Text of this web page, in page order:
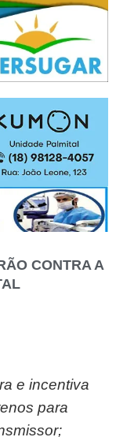
CONTRA A
e incentiva
para